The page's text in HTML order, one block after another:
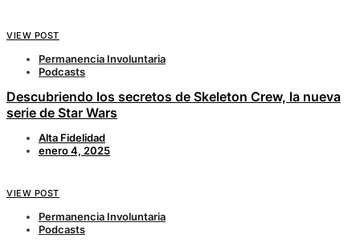
VIEW POST
Permanencia Involuntaria
Podcasts
Descubriendo los secretos de Skeleton Crew, la nueva
serie de Star Wars
Alta Fidelidad
enero 4, 2025
VIEW POST
Permanencia Involuntaria
Podcasts